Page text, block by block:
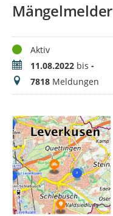
Mängelmelder
StatusAktiv
Zeitraum11.08.2022 bis -
Meldungen
7818 Meldungen